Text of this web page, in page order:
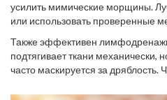
усилить мимические морщины.
или использовать проверенные
минут в день дают лучший
Также эффективен
подтягивает ткани механически,
часто маскируется за